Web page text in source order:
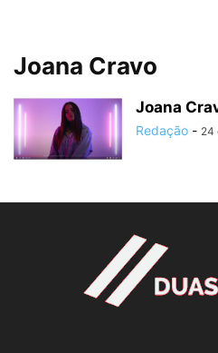
Joana Cravo
Joana
Redação - 24